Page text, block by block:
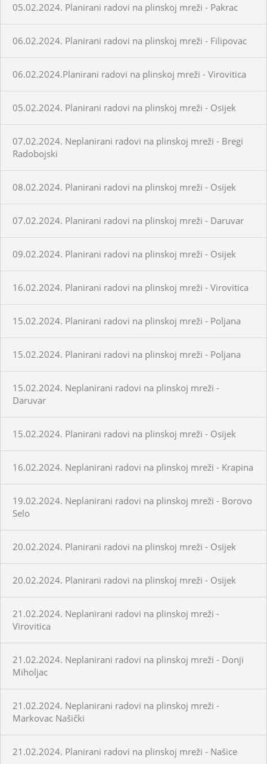
05.02.2024. Planirani radovi na plinskoj mreži - Pakrac
06.02.2024. Planirani radovi na plinskoj mreži - Filipovac
06.02.2024.Planirani radovi na plinskoj mreži - Virovitica
05.02.2024. Planirani radovi na plinskoj mreži - Osijek
07.02.2024. Neplanirani radovi na plinskoj mreži - Bregi
Radobojski
08.02.2024. Planirani radovi na plinskoj mreži - Osijek
07.02.2024. Planirani radovi na plinskoj mreži - Daruvar
09.02.2024. Planirani radovi na plinskoj mreži - Osijek
16.02.2024. Planirani radovi na plinskoj mreži - Virovitica
15.02.2024. Planirani radovi na plinskoj mreži - Poljana
15.02.2024. Planirani radovi na plinskoj mreži - Poljana
15.02.2024. Neplanirani radovi na plinskoj mreži -
Daruvar
15.02.2024. Planirani radovi na plinskoj mreži - Osijek
16.02.2024. Neplanirani radovi na plinskoj mreži - Krapina
19.02.2024. Neplanirani radovi na plinskoj mreži - Borovo
Selo
20.02.2024. Planirani radovi na plinskoj mreži - Osijek
20.02.2024. Planirani radovi na plinskoj mreži - Osijek
21.02.2024. Neplanirani radovi na plinskoj mreži -
Virovitica
21.02.2024. Neplanirani radovi na plinskoj mreži - Donji
Miholjac
21.02.2024. Neplanirani radovi na plinskoj mreži -
Markovac Našički
21.02.2024. Planirani radovi na plinskoj mreži - Našice